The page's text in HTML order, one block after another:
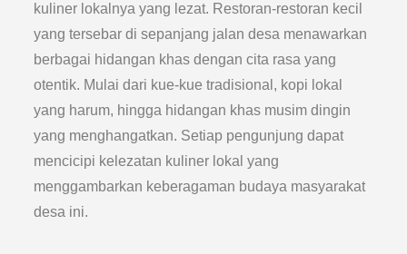
kuliner lokalnya yang lezat. Restoran-restoran kecil
yang tersebar di sepanjang jalan desa menawarkan
berbagai hidangan khas dengan cita rasa yang
otentik. Mulai dari kue-kue tradisional, kopi lokal
yang harum, hingga hidangan khas musim dingin
yang menghangatkan. Setiap pengunjung dapat
mencicipi kelezatan kuliner lokal yang
menggambarkan keberagaman budaya masyarakat
desa ini.